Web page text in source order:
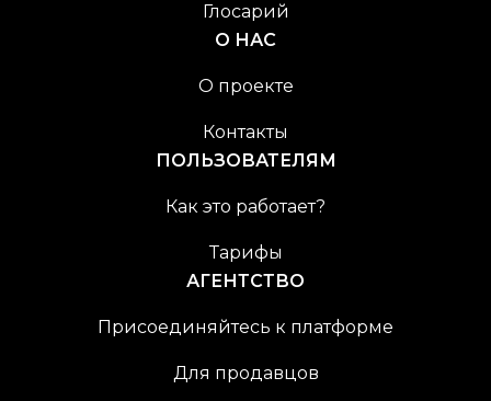
Глосарий
О НАС
О проекте
Контакты
ПОЛЬЗОВАТЕЛЯМ
Как это работает?
Тарифы
АГЕНТСТВО
Присоединяйтесь к платформе
Для продавцов